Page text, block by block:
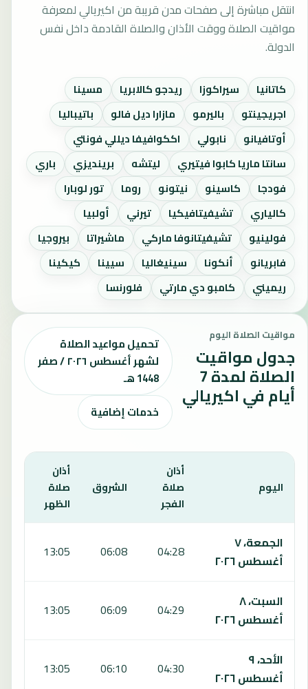
انتقل مباشرة إلى صفحات مدن قريبة من اكيريالي لمعرفة
مواقيت الصلاة ووقت الأذان والصلاة القادمة داخل نفس
الدولة.
كاتانيا سيراكوزا ريدجو كالابريا
مسينا
اجريجينتو
باليرمو مازارا ديل فالو
باتيباليا
أوتافيانو
نابولي
اككوافيفا ديللي فونتي
سانتا ماريا كابوا فيتيري
ليتشه برينديزي
باري
فودجا
كاسينو نيتونو روما
تور لوبارا
كالياري
تشيفيتافيكيا تيرني
أولبيا
فولينيو
تشيفيتانوفا ماركي ماشيراتا
بيروجيا
فابريانو
أنكونا سينيغاليا سيينا
كيكينا
ريميني
كامبو دي مارتي فلورنسا
مواقيت الصلاة اليوم
جدول مواقيت
الصلاة لمدة 7
أيام في اكيريالي
تحميل مواعيد الصلاة
لشهر أغسطس ٢٠٢٦ / صفر
1448 هـ
خدمات إضافية
اليوم
أذان
صلاة
الفجر
الشروق
أذان
صلاة
الظهر
الجمعة، ٧
أغسطس ٢٠٢٦
04:28
06:08
13:05
السبت، ٨
أغسطس ٢٠٢٦
04:29
06:09
13:05
الأحد، ٩
أغسطس ٢٠٢٦
04:30
06:10
13:05